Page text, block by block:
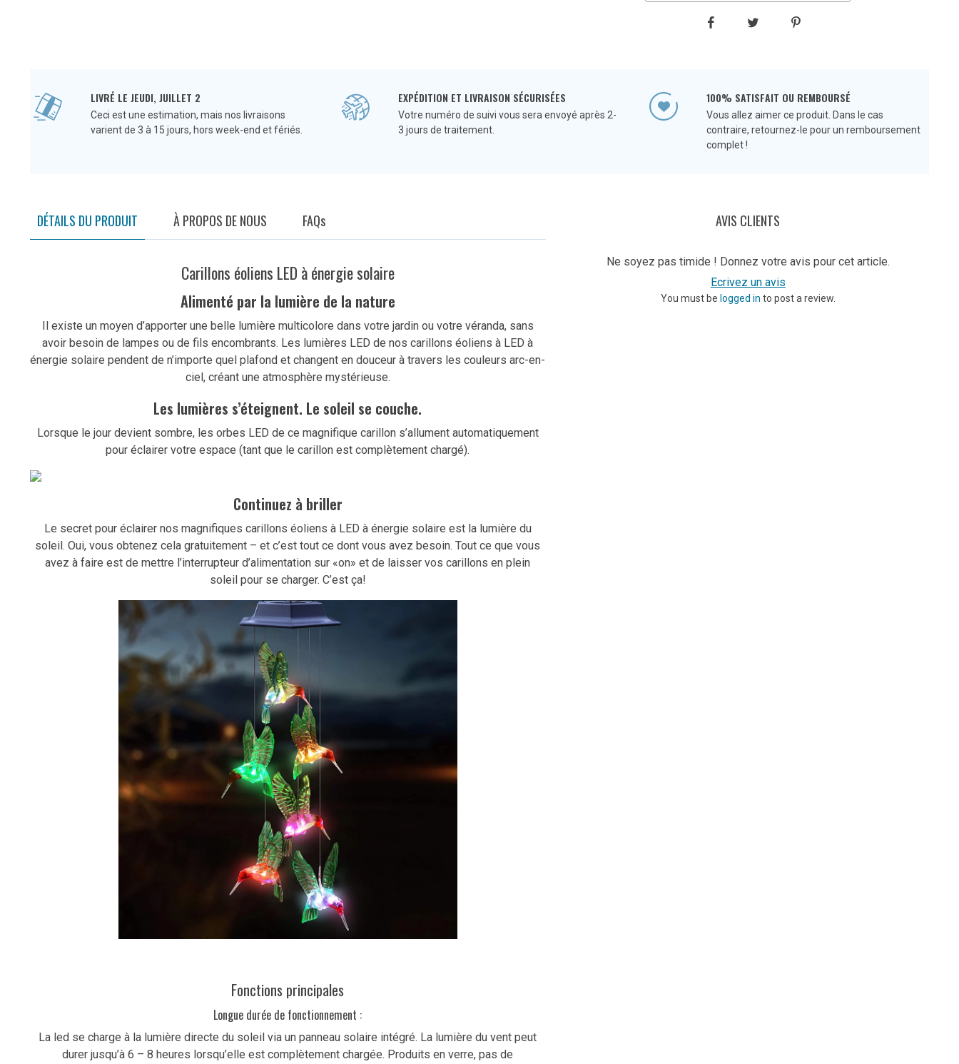
LIVRÉ LE JEUDI, JUILLET 2
Ceci est une estimation, mais nos livraisons
varient de 3 à 15 jours, hors week-end et fériés.
EXPÉDITION ET LIVRAISON SÉCURISÉES
Votre numéro de suivi vous sera envoyé après 2-
3 jours de traitement.
100% SATISFAIT OU REMBOURSÉ
Vous allez aimer ce produit. Dans le cas
contraire, retournez-le pour un remboursement
complet !
DÉTAILS DU PRODUIT À PROPOS DE NOUS FAQs
Carillons éoliens LED à énergie solaire
Alimenté par la lumière de la nature
Il existe un moyen d’apporter une belle lumière multicolore dans votre jardin ou votre véranda, sans
avoir besoin de lampes ou de fils encombrants. Les lumières LED de nos carillons éoliens à LED à
énergie solaire pendent de n’importe quel plafond et changent en douceur à travers les couleurs arc-en-
ciel, créant une atmosphère mystérieuse.
Les lumières s’éteignent. Le soleil se couche.
Lorsque le jour devient sombre, les orbes LED de ce magnifique carillon s’allument automatiquement
pour éclairer votre espace (tant que le carillon est complètement chargé).
Continuez à briller
Le secret pour éclairer nos magnifiques carillons éoliens à LED à énergie solaire est la lumière du
soleil. Oui, vous obtenez cela gratuitement – et c’est tout ce dont vous avez besoin. Tout ce que vous
avez à faire est de mettre l’interrupteur d’alimentation sur «on» et de laisser vos carillons en plein
soleil pour se charger. C’est ça!
Fonctions principales
Longue durée de fonctionnement :
La led se charge à la lumière directe du soleil via un panneau solaire intégré. La lumière du vent peut
durer jusqu’à 6 – 8 heures lorsqu’elle est complètement chargée. Produits en verre, pas de
AVIS CLIENTS
Ne soyez pas timide ! Donnez votre avis pour cet article.
Ecrivez un avis
You must be logged in to post a review.